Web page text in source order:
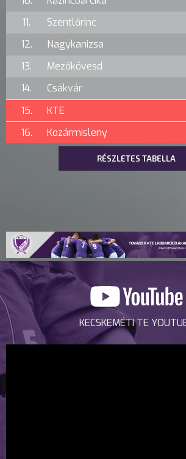
11.
Szentlőrinc
12.
Nagykanizsa
13.
Mezőkövesd
14.
Csákvár
15.
KTE
16.
Kozármisleny
RÉSZLETES TABELLA
KECSKEMÉTI TE